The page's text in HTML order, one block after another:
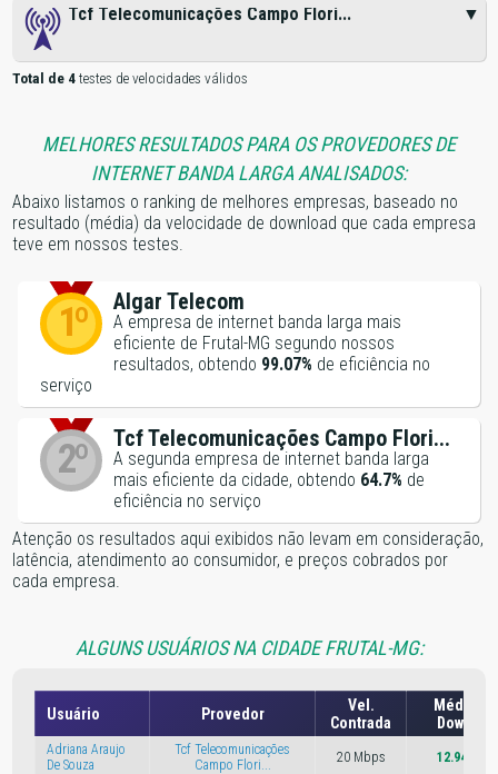
Tcf Telecomunicações Campo Flori... ▼
Total de 4 testes de velocidades válidos
MELHORES RESULTADOS PARA OS PROVEDORES DE
INTERNET BANDA LARGA ANALISADOS:
Abaixo listamos o ranking de melhores empresas, baseado no
resultado (média) da velocidade de download que cada empresa
teve em nossos testes.
1º Algar Telecom
A empresa de internet banda larga mais
eficiente de Frutal-MG segundo nossos
resultados, obtendo 99.07% de eficiência no
serviço
2º Tcf Telecomunicações Campo Flori...
A segunda empresa de internet banda larga
mais eficiente da cidade, obtendo 64.7% de
eficiência no serviço
Atenção os resultados aqui exibidos não levam em consideração,
latência, atendimento ao consumidor, e preços cobrados por
cada empresa.
ALGUNS USUÁRIOS NA CIDADE FRUTAL-MG:
Usuário Provedor
Vel.
Contrada
Média
Adriana Araujo
De Souza
Tcf Telecomunicações
Campo Flori...
20 Mbps 12.94